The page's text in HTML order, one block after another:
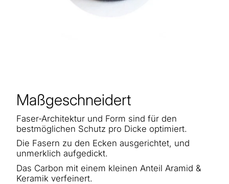
Maßgeschneidert
Faser-Architektur und Form sind für den
bestmöglichen Schutz pro Dicke optimiert.
Die Fasern zu den Ecken ausgerichtet, und
unmerklich aufgedickt.
Das Carbon mit einem kleinen Anteil Aramid &
Keramik verfeinert.